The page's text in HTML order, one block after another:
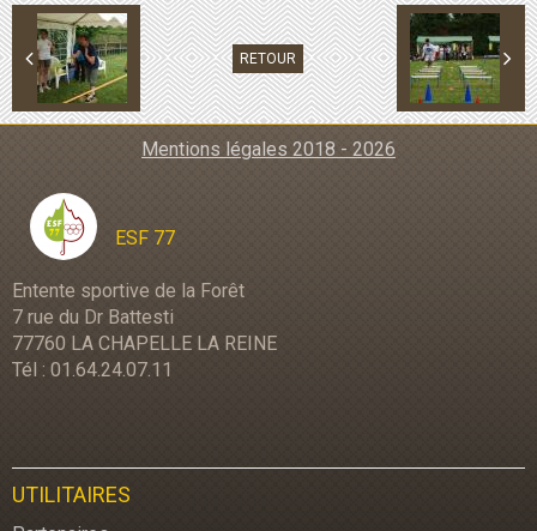
RETOUR
Mentions légales 2018 - 2026
ESF 77
Entente sportive de la Forêt
7 rue du Dr Battesti
77760 LA CHAPELLE LA REINE
Tél : 01.64.24.07.11
UTILITAIRES